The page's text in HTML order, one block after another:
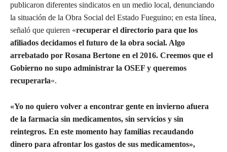
publicaron diferentes sindicatos en un medio local, denunciando
la situación de la Obra Social del Estado Fueguino; en esta línea,
señaló que quieren «recuperar el directorio para que los
afiliados decidamos el futuro de la obra social. Algo
arrebatado por Rosana Bertone en el 2016. Creemos que el
Gobierno no supo administrar la OSEF y queremos
recuperarla«.
«Yo no quiero volver a encontrar gente en invierno afuera
de la farmacia sin medicamentos, sin servicios y sin
reintegros. En este momento hay familias recaudando
dinero para afrontar los gastos de sus medicamentos»,